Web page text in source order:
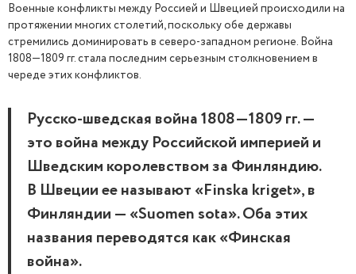
Военные конфликты между Россией и Швецией происходили на
протяжении многих столетий, поскольку обе державы
стремились доминировать в северо-западном регионе. Война
1808—1809 гг. стала последним серьезным столкновением в
череде этих конфликтов.
Русско-шведская война 1808—1809 гг. —
это война между Российской империей и
Шведским королевством за Финляндию.
В Швеции ее называют «Finska kriget», в
Финляндии — «Suomen sota». Оба этих
названия переводятся как «Финская
война».